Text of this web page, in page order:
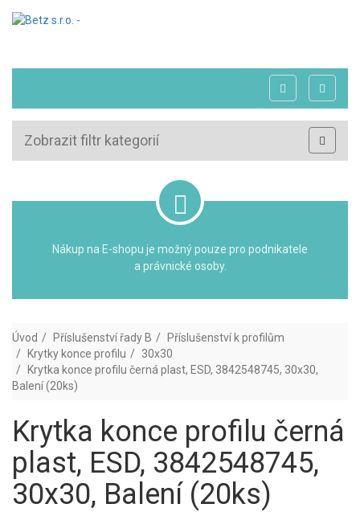
Zobrazit filtr kategorií
Nákup na E-shopu je možný pouze pro podnikatele
a právnické osoby.
Úvod Příslušenství řady B
Příslušenství k profilům
Krytky konce profilu
30x30
Krytka konce profilu černá plast, ESD, 3842548745, 30x30,
Balení (20ks)
Krytka konce profilu černá
plast, ESD, 3842548745,
30x30, Balení (20ks)